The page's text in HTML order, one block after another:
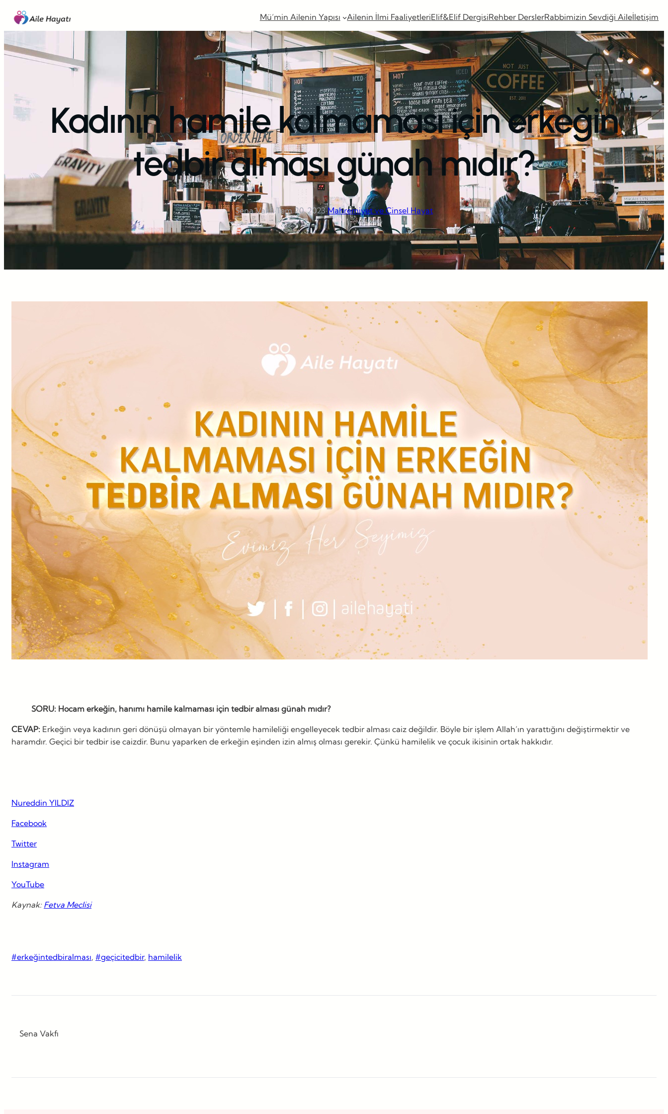
İçeriğe
geç
Mü’min Ailenin Yapısı Ailenin İlmi FaaliyetleriElif&Elif DergisiRehber DerslerRabbimizin Sevdiği Aileİletişim
Kadının hamile kalmaması için erkeğin
tedbir alması günah mıdır?
Sena Vakfı·Tem 20, 2023·Mahremiyet ve Cinsel Hayat
SORU: Hocam erkeğin, hanımı hamile kalmaması için tedbir alması günah mıdır?
CEVAP: Erkeğin veya kadının geri dönüşü olmayan bir yöntemle hamileliği engelleyecek tedbir alması caiz değildir. Böyle bir işlem Allah’ın yarattığını değiştirmektir ve
haramdır. Geçici bir tedbir ise caizdir. Bunu yaparken de erkeğin eşinden izin almış olması gerekir. Çünkü hamilelik ve çocuk ikisinin ortak hakkıdır.
Nureddin YILDIZ
Facebook
Twitter
Instagram
YouTube
Kaynak: Fetva Meclisi
#erkeğintedbiralması, #geçicitedbir, hamilelik
Sena Vakfı